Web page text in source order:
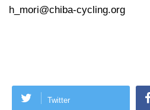
h_mori@chiba-cycling.org
Twitter